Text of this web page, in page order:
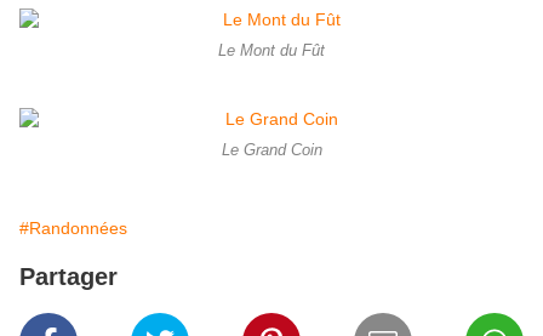
Le Mont du Fût
Le Grand Coin
#Randonnées
Partager